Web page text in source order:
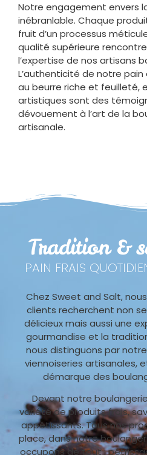
Notre engagement envers
inébranlable. Chaque
fruit d’un processus
qualité supérieure
l’expertise de nos artisans
L’authenticité de notre
au beurre riche et feuilleté,
artistiques sont des
dévouement à l’art de la
artisanale.
Tradition &
PAIN FRAIS
Chez Sweet and Salt,
clients recherchent non
délicieux mais aussi une
gourmandise et la
nous distinguons par
viennoiseries artisanales,
démarque des
Devant notre
variété de produits frais,
appétissants. Tous nos
place, dans notre
occupons de tout :